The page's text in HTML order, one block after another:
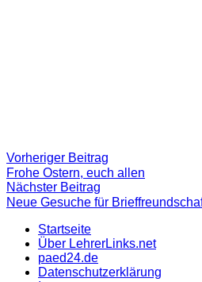
Beitragsnavigation
Vorheriger Beitrag
Beitrag:
Frohe Ostern, euch allen
Nächster Beitrag
Beitrag
Neue Gesuche für
Startseite
Über LehrerLinks.net
paed24.de
Datenschutzerklärung